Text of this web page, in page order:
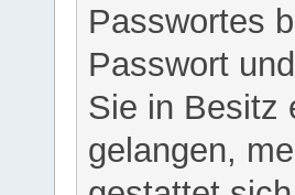
Passwortes
Passwort
Sie in Besitz
gelangen,